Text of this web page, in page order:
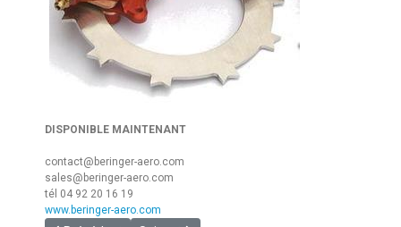
DISPONIBLE MAINTENANT
contact@beringer-aero.com
sales@beringer-aero.com
tél 04 92 20 16 19
www.beringer-aero.com